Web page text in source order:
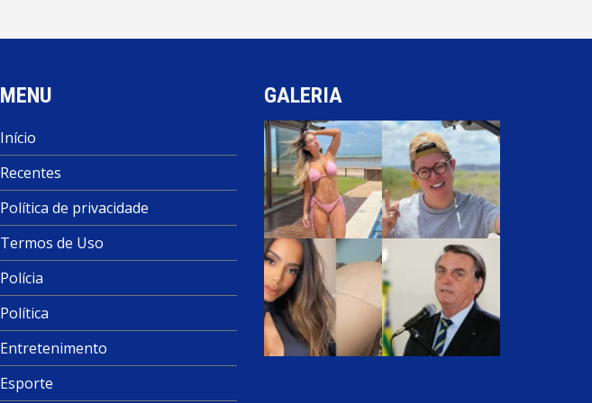
MENU
Início
Recentes
Política de privacidade
Termos de Uso
Polícia
Política
Entretenimento
Esporte
GALERIA